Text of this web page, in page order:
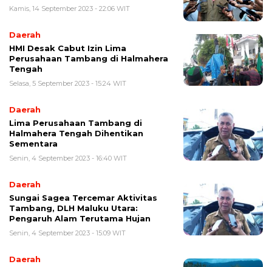
Kamis, 14 September 2023 - 22:06 WIT
Daerah
HMI Desak Cabut Izin Lima
Perusahaan Tambang di Halmahera
Tengah
Selasa, 5 September 2023 - 15:24 WIT
Daerah
Lima Perusahaan Tambang di
Halmahera Tengah Dihentikan
Sementara
Senin, 4 September 2023 - 16:40 WIT
Daerah
Sungai Sagea Tercemar Aktivitas
Tambang, DLH Maluku Utara:
Pengaruh Alam Terutama Hujan
Senin, 4 September 2023 - 15:09 WIT
Daerah